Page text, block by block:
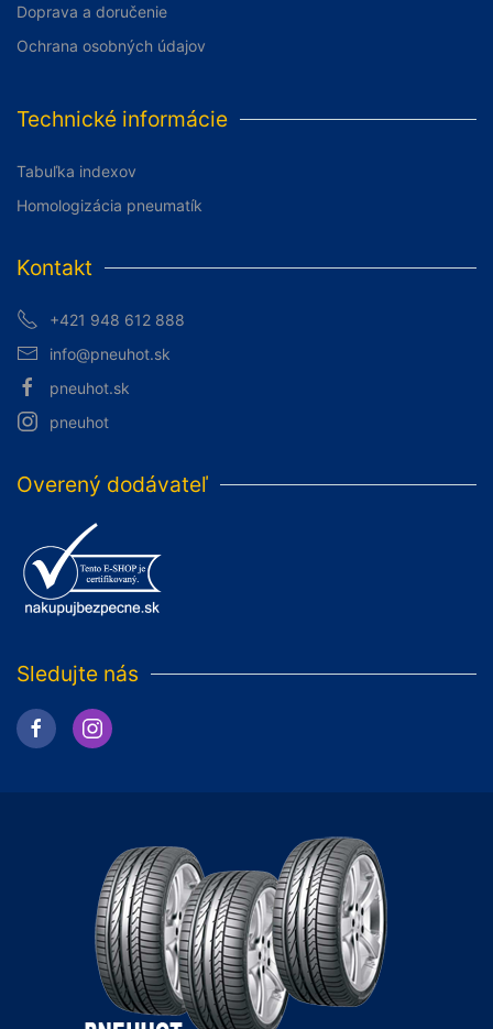
Doprava a doručenie
Ochrana osobných údajov
Technické informácie
Tabuľka indexov
Homologizácia pneumatík
Kontakt
+421 948 612 888
info@pneuhot.sk
pneuhot.sk
pneuhot
Overený dodávateľ
Sledujte nás